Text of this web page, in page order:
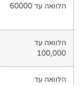
הלוואה עד 60000
הלוואה עד
100,000
הלוואה עד